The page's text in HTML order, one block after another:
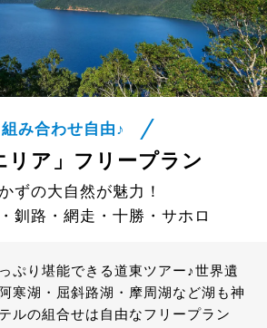
組み合わせ自由♪
リア」フリープラン
ずの大自然が魅力！
釧路・網走・十勝・サホロ
ぷり堪能できる道東ツアー♪世界遺
寒湖・屈斜路湖・摩周湖など湖も神
ルの組合せは自由なフリープラン